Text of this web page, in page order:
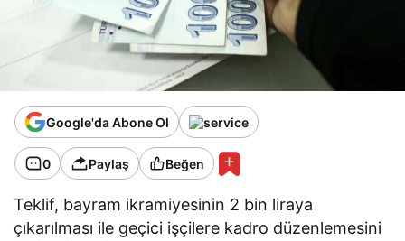
Google'da Abone Ol
0 Paylaş Beğen
Teklif, bayram ikramiyesinin 2 bin liraya
çıkarılması ile geçici işçilere kadro düzenlemesini